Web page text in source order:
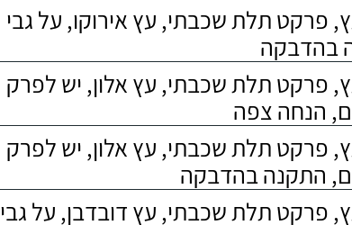
פרקט תלת שכבתי, עץ אירוקו, על גבי
בהדבקה
פרקט תלת שכבתי, עץ אלון, יש לפרק
הנחה צפה
פרקט תלת שכבתי, עץ אלון, יש לפרק
התקנה בהדבקה
פרקט תלת שכבתי, עץ דובדבן, על גבי